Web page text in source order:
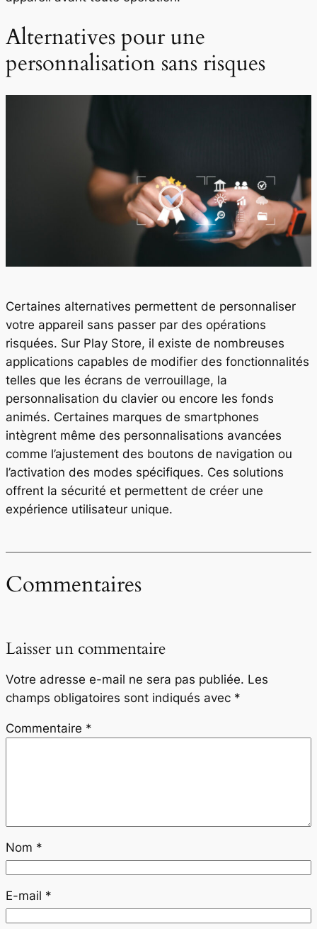
Alternatives pour une
personnalisation sans risques
Certaines alternatives permettent de personnaliser
votre appareil sans passer par des opérations
risquées. Sur Play Store, il existe de nombreuses
applications capables de modifier des fonctionnalités
telles que les écrans de verrouillage, la
personnalisation du clavier ou encore les fonds
animés. Certaines marques de smartphones
intègrent même des personnalisations avancées
comme l’ajustement des boutons de navigation ou
l’activation des modes spécifiques. Ces solutions
offrent la sécurité et permettent de créer une
expérience utilisateur unique.
Commentaires
Laisser un commentaire
Votre adresse e-mail ne sera pas publiée. Les
champs obligatoires sont indiqués avec *
Commentaire *
Nom *
E-mail *